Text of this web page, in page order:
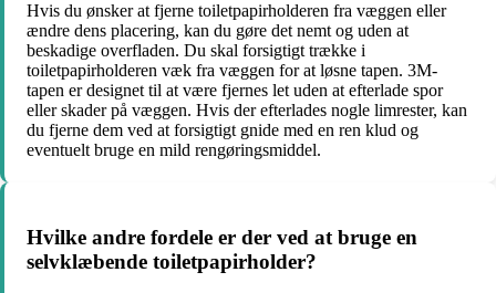
Hvis du ønsker at fjerne toiletpapirholderen fra væggen eller
ændre dens placering, kan du gøre det nemt og uden at
beskadige overfladen. Du skal forsigtigt trække i
toiletpapirholderen væk fra væggen for at løsne tapen. 3M-
tapen er designet til at være fjernes let uden at efterlade spor
eller skader på væggen. Hvis der efterlades nogle limrester, kan
du fjerne dem ved at forsigtigt gnide med en ren klud og
eventuelt bruge en mild rengøringsmiddel.
Hvilke andre fordele er der ved at bruge en
selvklæbende toiletpapirholder?